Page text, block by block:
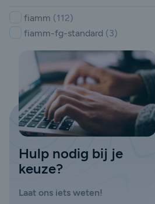
fiamm (112)
fiamm-fg-standard (3)
Hulp nodig bij je
keuze?
Laat ons iets weten!